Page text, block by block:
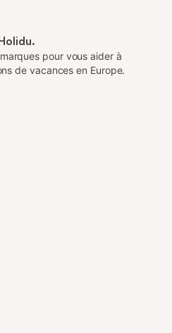
pour vous aider à
de vacances en Europe.